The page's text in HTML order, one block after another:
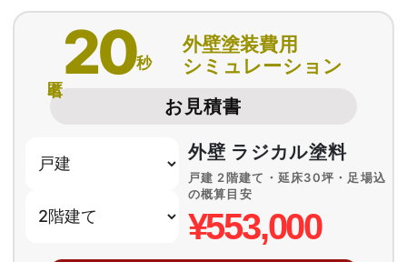
20秒
外壁塗装費用
シミュレーション
お見積書
外壁 ラジカル塗料
戸建 2階建て・延床30坪・足場込
の概算目安
¥553,000